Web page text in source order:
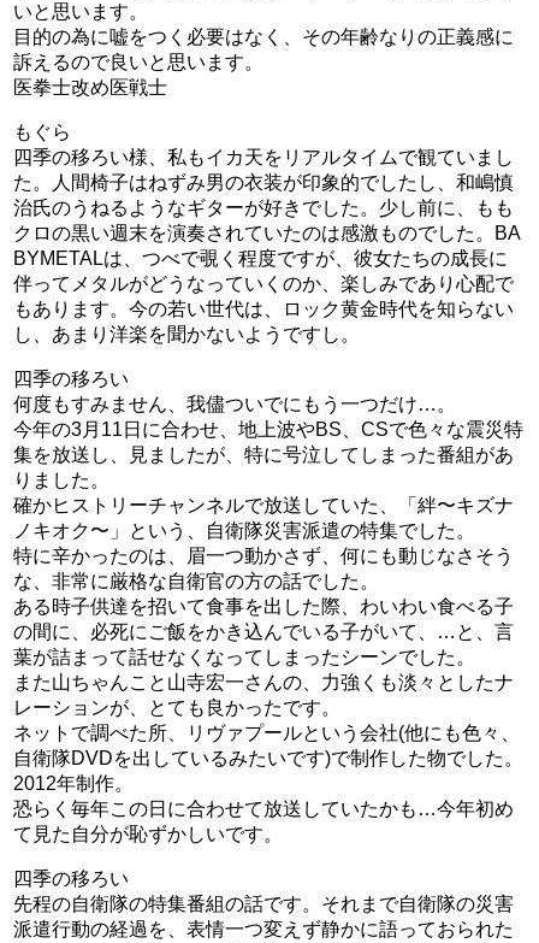
いと思います。
目的の為に嘘をつく必要はなく、その年齢なりの正義感に
訴えるので良いと思います。
医拳士改め医戦士
もぐら
四季の移ろい様、私もイカ天をリアルタイムで観ていまし
た。人間椅子はねずみ男の衣装が印象的でしたし、和嶋慎
治氏のうねるようなギターが好きでした。少し前に、もも
クロの黒い週末を演奏されていたのは感激ものでした。BA
BYMETALは、つべで覗く程度ですが、彼女たちの成長に
伴ってメタルがどうなっていくのか、楽しみであり心配で
もあります。今の若い世代は、ロック黄金時代を知らない
し、あまり洋楽を聞かないようですし。
四季の移ろい
何度もすみません、我儘ついでにもう一つだけ…。
今年の3月11日に合わせ、地上波やBS、CSで色々な震災特
集を放送し、見ましたが、特に号泣してしまった番組があ
りました。
確かヒストリーチャンネルで放送していた、「絆〜キズナ
ノキオク〜」という、自衛隊災害派遣の特集でした。
特に辛かったのは、眉一つ動かさず、何にも動じなさそう
な、非常に厳格な自衛官の方の話でした。
ある時子供達を招いて食事を出した際、わいわい食べる子
の間に、必死にご飯をかき込んでいる子がいて、…と、言
葉が詰まって話せなくなってしまったシーンでした。
また山ちゃんこと山寺宏一さんの、力強くも淡々としたナ
レーションが、とても良かったです。
ネットで調べた所、リヴァプールという会社(他にも色々、
自衛隊DVDを出しているみたいです)で制作した物でした。
2012年制作。
恐らく毎年この日に合わせて放送していたかも…今年初め
て見た自分が恥ずかしいです。
四季の移ろい
先程の自衛隊の特集番組の話です。それまで自衛隊の災害
派遣行動の経過を、表情一つ変えず静かに語っておられた